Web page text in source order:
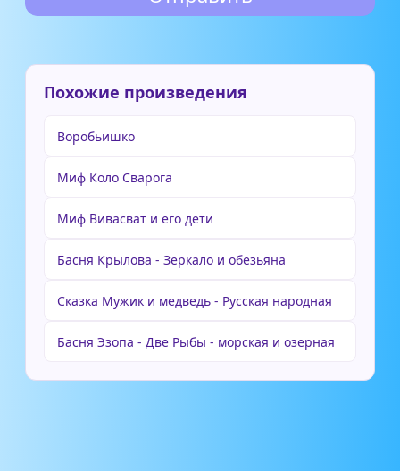
Похожие произведения
Воробьишко
Миф Коло Сварога
Миф Вивасват и его дети
Басня Крылова - Зеркало и обезьяна
Сказка Мужик и медведь - Русская народная
Басня Эзопа - Две Рыбы - морская и озерная